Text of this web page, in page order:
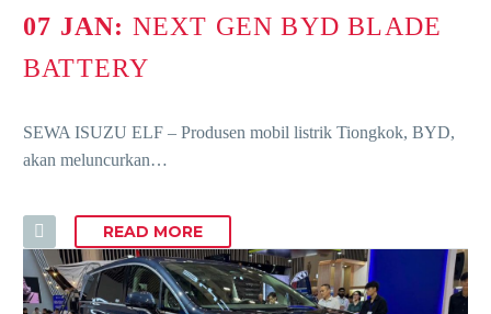
07 JAN: NEXT GEN BYD BLADE
BATTERY
SEWA ISUZU ELF – Produsen mobil listrik Tiongkok, BYD,
akan meluncurkan…
READ MORE